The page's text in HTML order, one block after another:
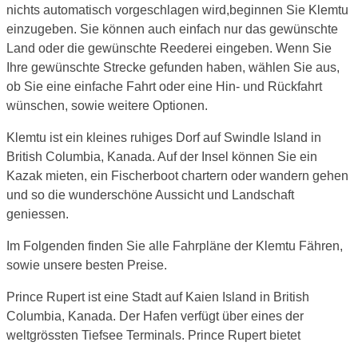
nichts automatisch vorgeschlagen wird,beginnen Sie Klemtu
einzugeben. Sie können auch einfach nur das gewünschte
Land oder die gewünschte Reederei eingeben. Wenn Sie
Ihre gewünschte Strecke gefunden haben, wählen Sie aus,
ob Sie eine einfache Fahrt oder eine Hin- und Rückfahrt
wünschen, sowie weitere Optionen.
Klemtu ist ein kleines ruhiges Dorf auf Swindle Island in
British Columbia, Kanada. Auf der Insel können Sie ein
Kazak mieten, ein Fischerboot chartern oder wandern gehen
und so die wunderschöne Aussicht und Landschaft
geniessen.
Im Folgenden finden Sie alle Fahrpläne der Klemtu Fähren,
sowie unsere besten Preise.
Prince Rupert ist eine Stadt auf Kaien Island in British
Columbia, Kanada. Der Hafen verfügt über eines der
weltgrössten Tiefsee Terminals. Prince Rupert bietet